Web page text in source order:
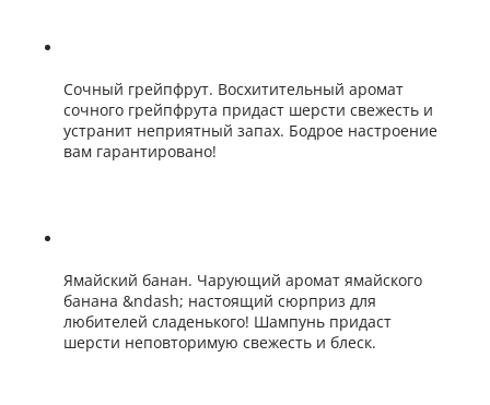
Сочный грейпфрут. Восхитительный аромат
сочного грейпфрута придаст шерсти свежесть и
устранит неприятный запах. Бодрое настроение
вам гарантировано!
Ямайский банан. Чарующий аромат ямайского
банана &ndash; настоящий сюрприз для
любителей сладенького! Шампунь придаст
шерсти неповторимую свежесть и блеск.